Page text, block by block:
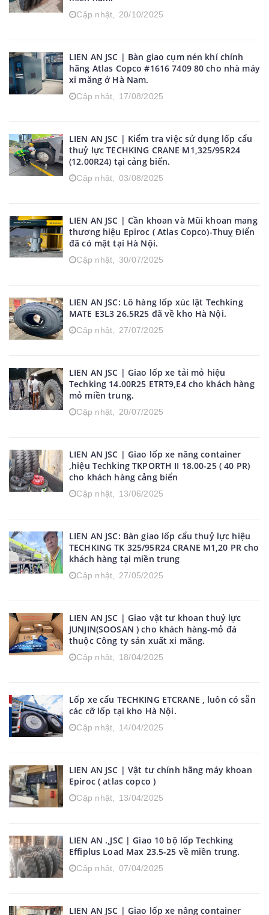
Cập nhật, 20/10/2025
LIEN AN JSC | Bàn giao cụm nén khí chính
hãng Atlas Copco #1616 7409 80 cho nhà máy
xi măng ở Hà Nam.
Cập nhật, 17/08/2025
LIEN AN JSC | Kiểm tra việc sử dụng lốp cẩu
thuỷ lực TECHKING CRANE M1,325/95R24
(12.00R24) tại cảng biển.
Cập nhật, 03/08/2025
LIEN AN JSC | Cần khoan và Mũi khoan mang
thương hiệu Epiroc ( Atlas Copco)-Thuỵ Điển
đã có mặt tại Hà Nội.
Cập nhật, 30/07/2025
LIEN AN JSC: Lô hàng lốp xúc lật Techking
MATE E3L3 26.5R25 đã về kho Hà Nội.
Cập nhật, 27/07/2025
LIEN AN JSC | Giao lốp xe tải mỏ hiệu
Techking 14.00R25 ETRT9,E4 cho khách hàng
mỏ miền trung.
Cập nhật, 20/07/2025
LIEN AN JSC | Giao lốp xe nâng container
,hiệu Techking TKPORTH II 18.00-25 ( 40 PR)
cho khách hàng cảng biển
Cập nhật, 13/06/2025
LIEN AN JSC: Bàn giao lốp cẩu thuỷ lực hiệu
TECHKING TK 325/95R24 CRANE M1,20 PR cho
khách hàng tại miền trung
Cập nhật, 27/05/2025
LIEN AN JSC | Giao vật tư khoan thuỷ lực
JUNJIN(SOOSAN ) cho khách hàng-mỏ đá
thuộc Công ty sản xuất xi măng.
Cập nhật, 18/04/2025
Lốp xe cẩu TECHKING ETCRANE , luôn có sẵn
các cỡ lốp tại kho Hà Nội.
Cập nhật, 14/04/2025
LIEN AN JSC | Vật tư chính hãng máy khoan
Epiroc ( atlas copco )
Cập nhật, 13/04/2025
LIEN AN .,JSC | Giao 10 bộ lốp Techking
Effiplus Load Max 23.5-25 về miền trung.
Cập nhật, 07/04/2025
LIEN AN JSC | Giao lốp xe nâng container